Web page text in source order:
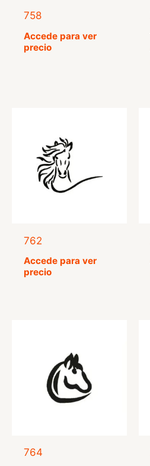
758
Accede para ver
precio
762
Accede para ver
precio
764